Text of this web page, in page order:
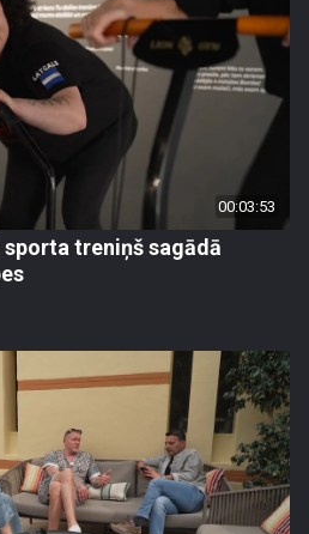
00:03:53
treniņš sagādā